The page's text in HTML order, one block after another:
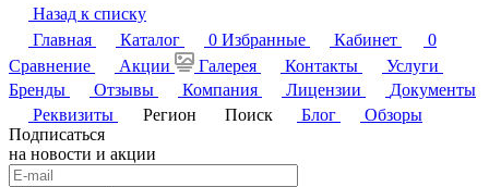
Назад к списку
Главная
Каталог 0 Избранные Кабинет
0
Сравнение
Акции Галерея Контакты
Услуги
Бренды
Отзывы Компания Лицензии
Документы
Реквизиты
Регион Поиск Блог
Обзоры
Подписаться
на новости и акции